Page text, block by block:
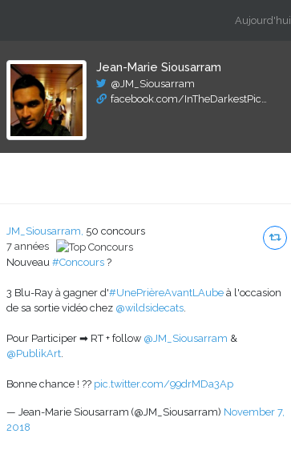
Aujourd'hui
Jean-Marie Siousarram
@JM_Siousarram
facebook.com/InTheDarkestPic…
JM_Siousarram, 50 concours
7 années
Nouveau #Concours ?
3 Blu-Ray à gagner d'#UnePrièreAvantLAube à l'occasion
de sa sortie vidéo chez @wildsidecats.
Pour Participer ➡ RT + follow @JM_Siousarram &
@PublikArt.
Bonne chance ! ?? pic.twitter.com/99drMDa3Ap
— Jean-Marie Siousarram (@JM_Siousarram) November 7,
2018